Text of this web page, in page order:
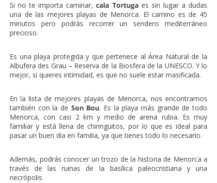
Si no te importa caminar,cala Tortuga es sin lugar a dudas
una de las mejores playas de Menorca. El camino es de 45
minutos pero podrás recorrer un sendero mediterráneo
precioso.
Es una playa protegida y que pertenece al Área Natural de la
Albufera des Grau – Reserva de la Biosfera de la UNESCO. Y lo
mejor, si quieres intimidad, es que no suele estar masificada.
En la lista de mejores playas de Menorca, nos encontramos
también con la de Son Bou. Es la playa más grande de todo
Menorca, con casi 2 km y medio de arena rubia. Es muy
familiar y está llena de chiringuitos, por lo que es ideal para
pasar un buen día en familia, ya que tienes todo lo necesario.
Además, podrás conocer un trozo de la historia de Menorca a
través de las ruinas de la basílica paleocristiana y una
necrópolis.